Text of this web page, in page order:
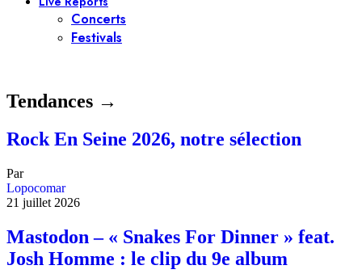
Concerts
Festivals
Tendances →
Rock En Seine 2026, notre sélection
Par
Lopocomar
21 juillet 2026
Mastodon – « Snakes For Dinner » feat.
Josh Homme : le clip du 9e album